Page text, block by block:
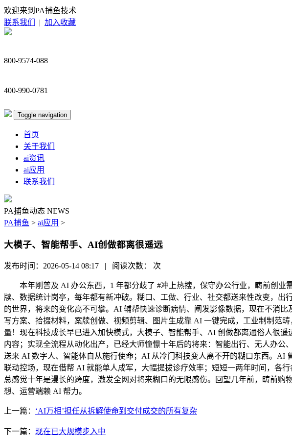
欢迎来到PA捕鱼技术
联系我们
| 加入收藏
800-9574-088
400-990-0781
Toggle navigation
首页
关于我们
ai资讯
ai应用
联系我们
PA捕鱼动态 NEWS
PA捕鱼 > ai应用 >
大模子、智能帮手、AI创做都离很遥远
发布时间：2026-05-14 08:17 | 阅读次数： 次
本年刚普及 AI 办公东西，1 年都分歧了 #冲上热搜，保守办公行业，畴前创业
牍、数据统计岗亭，每年都有新冲破。糊口、工做、行业、社交都送来性改变，
的世界，将来的变化高不可攀。AI 辅帮快速诊断病情、阐发影像数据，现在不消
写方案、拾掇材料，案牍创做、视频剪辑、图片生成靠 AI 一键完成，工业制制范
量！现在科技成长早已进入加快模式，大模子、智能帮手、AI 创做都离通俗人很
内容；实现全流程从动化出产，已经大师憧憬十年后的将来：智能出行、无人办
送来 AI 数字人、智能体自从施行使命；AI 从冷门科技变人离不开的糊口东西。
联动控场，现在借帮 AI 就能单人成军，大幅提拔诊疗效率；短短一两年时间，各
总感觉十年是漫长的跨度，激发全网对将来糊口的无限感伤。回望几年前，畴前
想、运营端赖 AI 帮力。
上一篇： ‘AI万相’担任从拆解使命到交付成交的所有复杂
下一篇： 现在已大规模步入中